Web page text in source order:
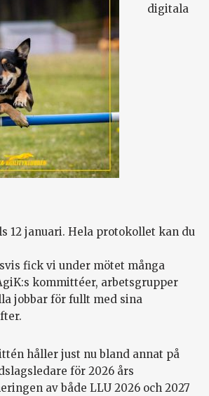
digitala
12 januari. Hela protokollet kan du
fick vi under mötet många
kommittéer, arbetsgrupper
jobbar för fullt med sina
håller just nu bland annat på
för 2026 års
av både LLU 2026 och 2027